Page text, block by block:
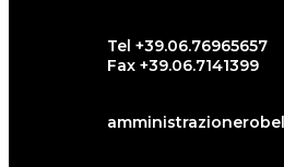
Tel +39.06.76965657
Fax +39.06.7141399